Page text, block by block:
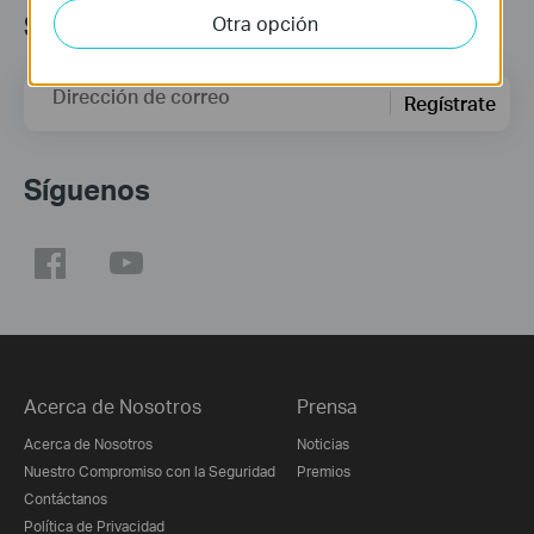
Suscripción
Dirección de correo Regístrate
Síguenos
Acerca de Nosotros
Acerca de Nosotros
Nuestro Compromiso con la Seguridad
Contáctanos
Política de Privacidad
Prensa
Noticias
Premios
Otra opción